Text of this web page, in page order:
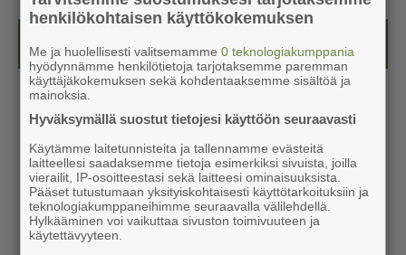
Kesälehti (ilmainen)
henkilökohtaisen käyttökokemuksen
Me ja huolellisesti valitsemamme0 teknologiakumppania
hyödynnämme henkilötietoja tarjotaksemme paremman
käyttäjäkokemuksen sekä kohdentaaksemme sisältöä ja
mainoksia.
Hyväksymällä suostut tietojesi käyttöön seuraavasti
Käytämme laitetunnisteita ja tallennamme evästeitä
laitteellesi saadaksemme tietoja esimerkiksi sivuista, joilla
vierailit, IP-osoitteestasi sekä laitteesi ominaisuuksista.
Pääset tutustumaan yksityiskohtaisesti käyttötarkoituksiin ja
teknologiakumppaneihimme seuraavalla välilehdellä.
Hylkääminen voi vaikuttaa sivuston toimivuuteen ja
käytettävyyteen.